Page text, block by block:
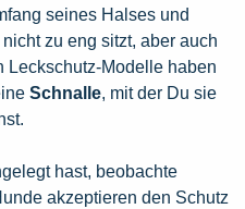
seines Halses und
zu eng sitzt, aber auch
Leckschutz-Modelle haben
Schnalle, mit der Du sie
hast, beobachte
akzeptieren den Schutz